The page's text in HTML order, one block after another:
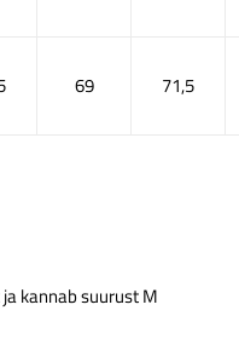
69 71,5
kannab suurust M